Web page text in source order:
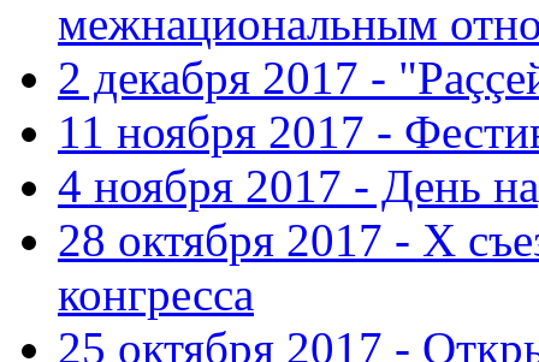
межнациональным
2 декабря 2017 -
11 ноября 2017 -
4 ноября 2017 - День
28 октября 2017 - Х
конгресса
25 октября 2017 -